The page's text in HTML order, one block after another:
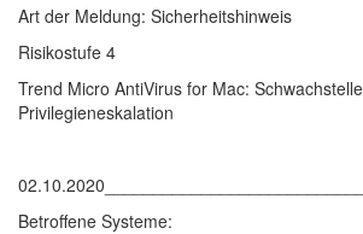
Art der Meldung: Sicherheitshinweis
Risikostufe 4
Trend Micro AntiVirus for Mac:
Privilegieneskalation
Betroffene Systeme: